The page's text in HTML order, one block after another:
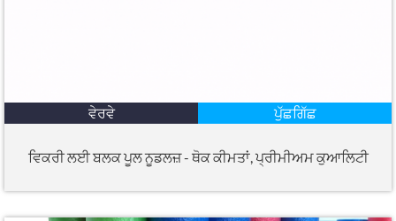
ਵੇਰਵੇ ਪੁੱਛਗਿੱਛ
ਵਿਕਰੀ ਲਈ ਬਲਕ ਪੂਲ ਨੂਡਲਜ਼ - ਥੋਕ ਕੀਮਤਾਂ, ਪ੍ਰੀਮੀਅਮ ਕੁਆਲਿਟੀ